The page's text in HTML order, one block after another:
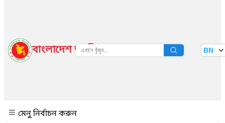
বাংলাদেশ জাতীয় তথ্য বাতায়ন BN
মেনু নির্বাচন করুন